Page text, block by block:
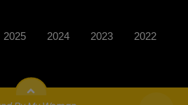
2025 2024 2023 2022